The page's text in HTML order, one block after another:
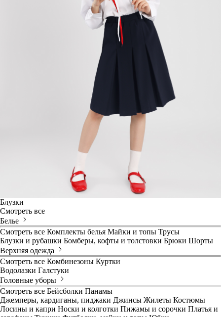
Блузки
Смотреть все
Белье
Смотреть все Комплекты белья Майки и топы Трусы
Блузки и рубашки Бомберы, кофты и толстовки Брюки Шорты
Верхняя одежда
Смотреть все Комбинезоны Куртки
Водолазки Галстуки
Головные уборы
Смотреть все Бейсболки Панамы
Джемперы, кардиганы, пиджаки Джинсы Жилеты Костюмы
Лосины и капри Носки и колготки Пижамы и сорочки Платья и